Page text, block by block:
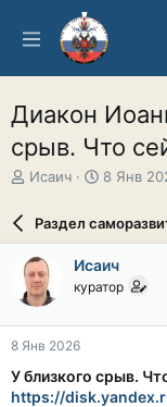
Диакон
срыв. Что
А
о
р
т
е
м
ы
Исаич
Д
а
а
ч
л
8 Янв
Раздел
Исаич
куратор
8 Янв 2026
У близкого срыв.
https://